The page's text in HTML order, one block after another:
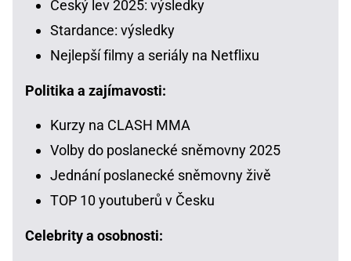
Český lev 2025: výsledky
Stardance: výsledky
Nejlepší filmy a seriály na Netflixu
Politika a zajímavosti:
Kurzy na CLASH MMA
Volby do poslanecké sněmovny 2025
Jednání poslanecké sněmovny živě
TOP 10 youtuberů v Česku
Celebrity a osobnosti: